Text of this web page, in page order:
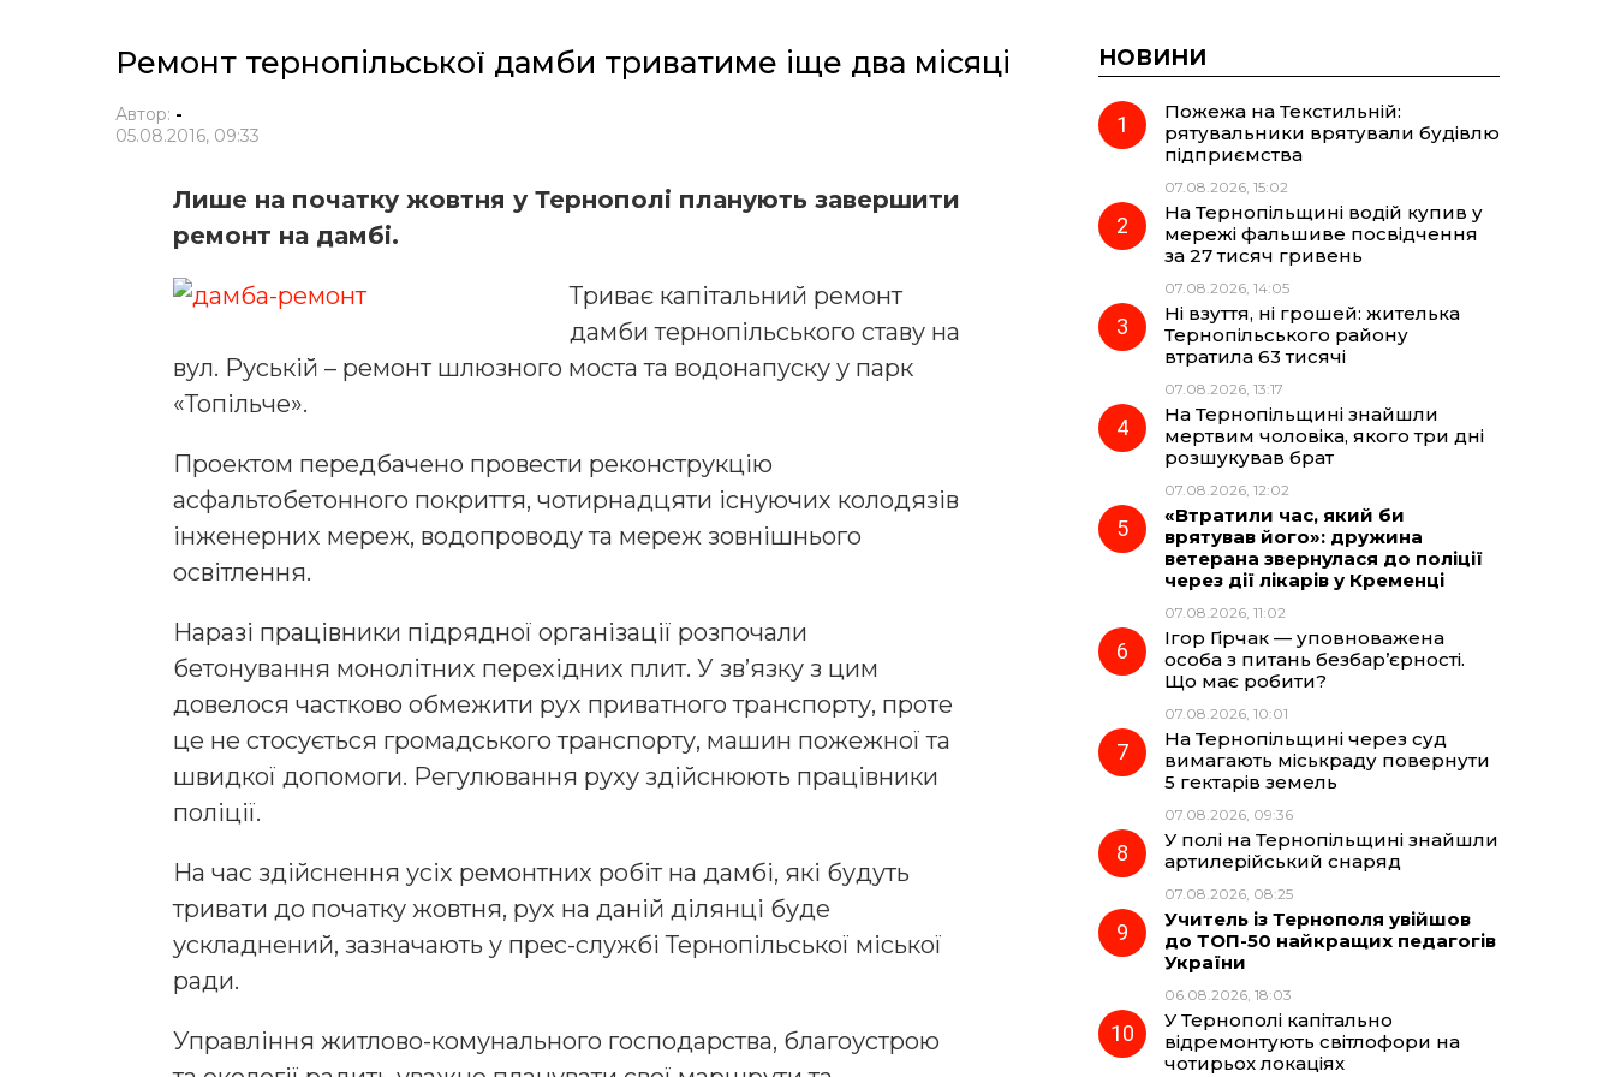
Ремонт тернопільської дамби триватиме іще два місяці
Автор: -
05.08.2016, 09:33
Лише на початку жовтня у Тернополі планують завершити
ремонт на дамбі.
Триває капітальний ремонт
дамби тернопільського ставу на
вул. Руській – ремонт шлюзного моста та водонапуску у парк
«Топільче».
Проектом передбачено провести реконструкцію
асфальтобетонного покриття, чотирнадцяти існуючих колодязів
інженерних мереж, водопроводу та мереж зовнішнього
освітлення.
Наразі працівники підрядної організації розпочали
бетонування монолітних перехідних плит. У зв’язку з цим
довелося частково обмежити рух приватного транспорту, проте
це не стосується громадського транспорту, машин пожежної та
швидкої допомоги. Регулювання руху здійснюють працівники
поліції.
На час здійснення усіх ремонтних робіт на дамбі, які будуть
тривати до початку жовтня, рух на даній ділянці буде
ускладнений, зазначають у прес-службі Тернопільської міської
ради.
Управління житлово-комунального господарства, благоустрою
НОВИНИ
Пожежа на Текстильній:
рятувальники врятували будівлю
підприємства
07.08.2026, 15:02
На Тернопільщині водій купив у
мережі фальшиве посвідчення
за 27 тисяч гривень
07.08.2026, 14:05
Ні взуття, ні грошей: жителька
Тернопільського району
втратила 63 тисячі
07.08.2026, 13:17
На Тернопільщині знайшли
мертвим чоловіка, якого три дні
розшукував брат
07.08.2026, 12:02
«Втратили час, який би
врятував його»: дружина
ветерана звернулася до поліції
через дії лікарів у Кременці
07.08.2026, 11:02
Ігор Гірчак — уповноважена
особа з питань безбар’єрності.
Що має робити?
07.08.2026, 10:01
На Тернопільщині через суд
вимагають міськраду повернути
5 гектарів земель
07.08.2026, 09:36
У полі на Тернопільщині знайшли
артилерійський снаряд
07.08.2026, 08:25
Учитель із Тернополя увійшов
до ТОП-50 найкращих педагогів
України
06.08.2026, 18:03
У Тернополі капітально
відремонтують світлофори на
чотирьох локаціях